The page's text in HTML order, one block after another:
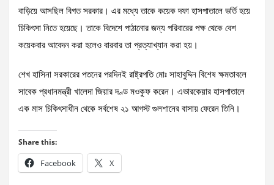
বাড়িয়ে আসছিল বিগত সরকার। এর মধ্যে তাকে কয়েক দফা হাসপাতালে ভর্তি হয়ে
চিকিৎসা নিতে হয়েছে। তাকে বিদেশে পাঠানোর জন্য পরিবারের পক্ষ থেকে বেশ
কয়েকবার আবেদন করা হলেও বারবার তা প্রত্যাখ্যান করা হয়।
শেখ হাসিনা সরকারের পতনের পরদিনই রাষ্ট্রপতি মোঃ সাহাবুদ্দিন বিশেষ ক্ষমতাবলে
সাবেক প্রধানমন্ত্রী খালেদা জিয়ার দণ্ড মওকুফ করেন। এভারকেয়ার হাসপাতালে
এক মাস চিকিৎসাধীন থেকে সর্বশেষ ২১ আগস্ট গুলশানের বাসায় ফেরেন তিনি।
Share this:
Facebook X